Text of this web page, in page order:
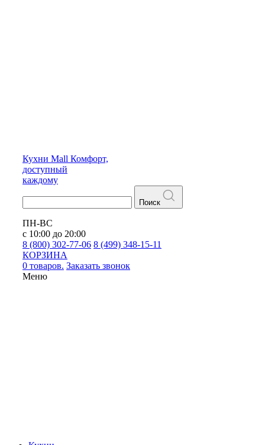
Кухни Mall Комфорт,
доступный
каждому
Поиск
ПН-ВС
с 10:00 до 20:00
8 (800) 302-77-06 8 (499) 348-15-11
КОРЗИНА
0 товаров. Заказать звонок
Меню